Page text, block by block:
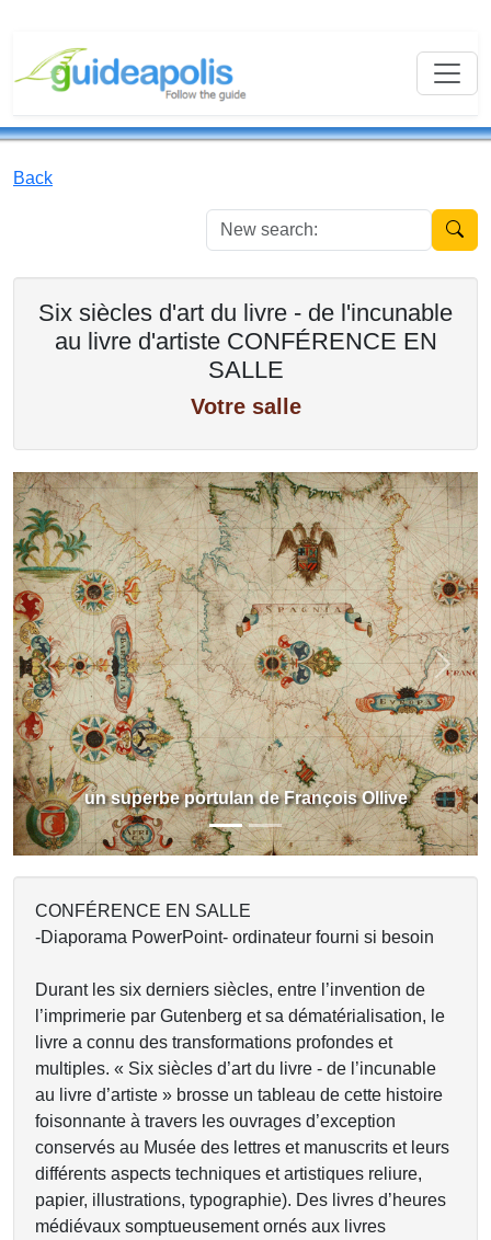
Back
New
Six siècles d'art du livre - de l'incunable
au livre d'artiste CONFÉRENCE EN
SALLE
Votre salle
un superbe portulan de François Ollive
Previous Next
CONFÉRENCE EN SALLE
-Diaporama PowerPoint- ordinateur fourni si besoin
Durant les six derniers siècles, entre l’invention de
l’imprimerie par Gutenberg et sa dématérialisation, le
livre a connu des transformations profondes et
multiples. « Six siècles d’art du livre - de l’incunable
au livre d’artiste » brosse un tableau de cette histoire
foisonnante à travers les ouvrages d’exception
conservés au Musée des lettres et manuscrits et leurs
différents aspects techniques et artistiques reliure,
papier, illustrations, typographie). Des livres d’heures
médiévaux somptueusement ornés aux livres